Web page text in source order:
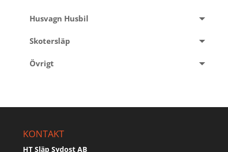
Husvagn Husbil
Skotersläp
Övrigt
KONTAKT
HT Släp Sydost AB